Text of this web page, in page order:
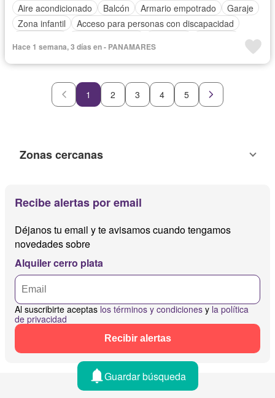
Aire acondicionado
Balcón Armario empotrado
Garaje
Zona infantil
Acceso para personas con discapacidad
Gas natural
Vista panorámica Seguridad
Agua
Hace 1 semana, 3 días en - PANAMARES
1 2 3 4 5
Zonas cercanas
Recibe alertas por email
Déjanos tu email y te avisamos cuando tengamos
novedades sobre
Alquiler cerro plata
Al suscribirte aceptas los términos y condiciones y la política
de privacidad
Recibir alertas
Guardar búsqueda